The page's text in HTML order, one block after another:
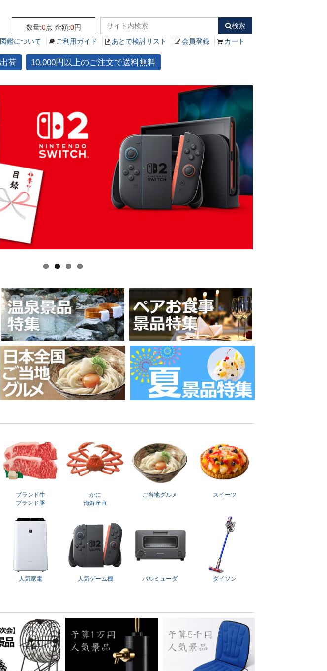
数量:0点 金額:0円
検索
鑑について ご利用ガイド あとで検討リスト 会員登録 カート
荷 10,000円以上のご注文で送料無料
ブランド牛
ブランド豚
かに
海鮮産直
ご当地グルメ スイーツ
人気家電 人気ゲーム機 バルミューダ ダイソン